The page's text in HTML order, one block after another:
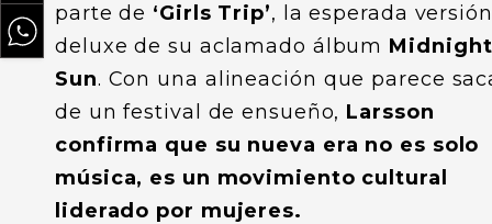
parte de ‘Girls Trip’, la esperada versión
deluxe de su aclamado álbum Midnight
Sun. Con una alineación que parece
de un festival de ensueño, Larsson
confirma que su nueva era no es solo
música, es un movimiento cultural
liderado por mujeres.